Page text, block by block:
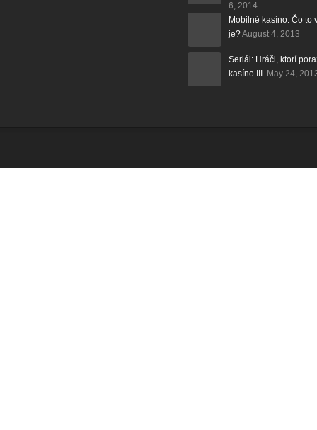
6, 2014
Mobilné kasíno. Čo to
je?August 4, 2013
Seriál: Hráči, ktorí
kasíno III. May 24,